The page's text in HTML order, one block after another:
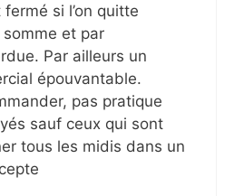
si l’on quitte
somme et par
Par ailleurs un
épouvantable.
pas pratique
sauf ceux qui sont
tous les midis dans un